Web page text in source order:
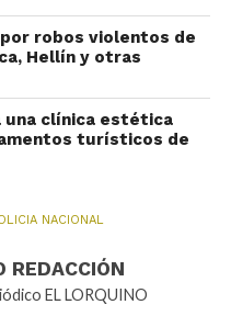
robos violentos de
Hellín y otras
una clínica estética
turísticos de
NACIONAL
REDACCIÓN
EL LORQUINO